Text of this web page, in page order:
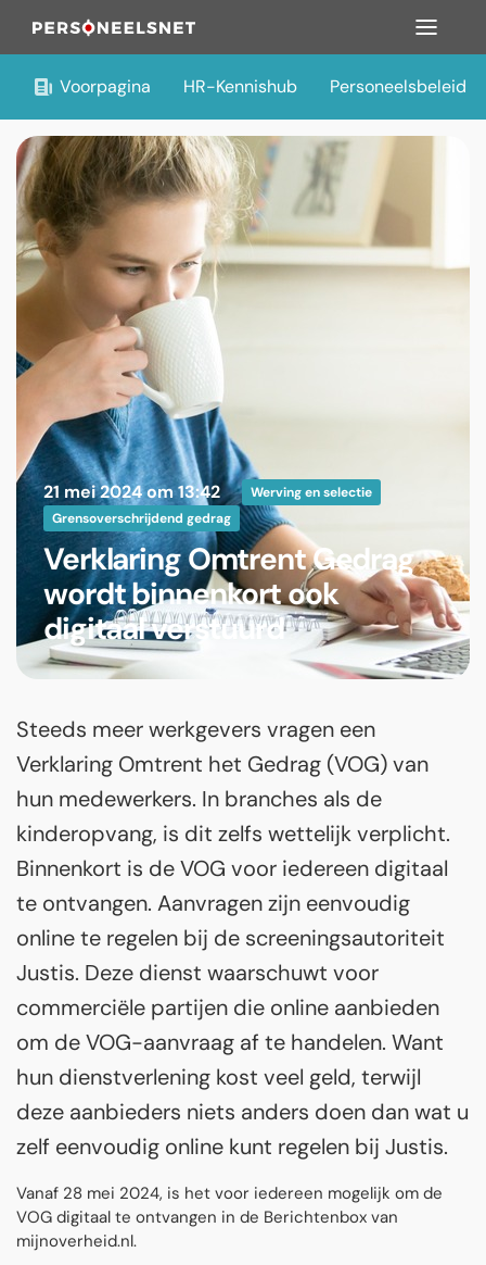
Voorpagina HR-Kennishub Personeelsbeleid
21 mei 2024 om 13:42
Werving en selectie
Grensoverschrijdend gedrag
Verklaring Omtrent Gedrag
wordt binnenkort ook
digitaal verstuurd
Steeds meer werkgevers vragen een
Verklaring Omtrent het Gedrag (VOG) van
hun medewerkers. In branches als de
kinderopvang, is dit zelfs wettelijk verplicht.
Binnenkort is de VOG voor iedereen digitaal
te ontvangen. Aanvragen zijn eenvoudig
online te regelen bij de screeningsautoriteit
Justis. Deze dienst waarschuwt voor
commerciële partijen die online aanbieden
om de VOG-aanvraag af te handelen. Want
hun dienstverlening kost veel geld, terwijl
deze aanbieders niets anders doen dan wat u
zelf eenvoudig online kunt regelen bij Justis.
Vanaf 28 mei 2024, is het voor iedereen mogelijk om de
VOG digitaal te ontvangen in de Berichtenbox van
mijnoverheid.nl.